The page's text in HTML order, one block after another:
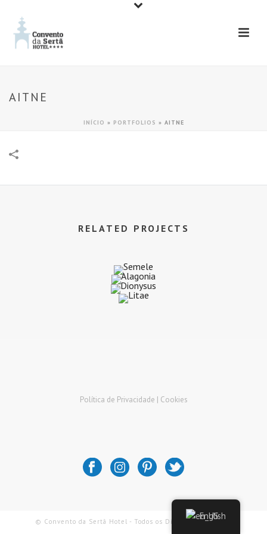
AITNE
INÍCIO » PORTFOLIOS » AITNE
RELATED PROJECTS
Política de Privacidade | Cookies
© Convento da Sertã Hotel - Todos os Direitos Reservados
English